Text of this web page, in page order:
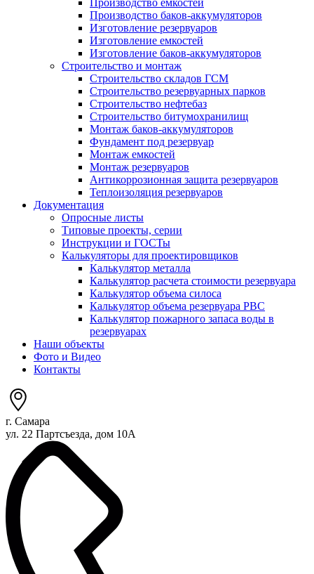
Производство емкостей
Производство баков-аккумуляторов
Изготовление резервуаров
Изготовление емкостей
Изготовление баков-аккумуляторов
Строительство и монтаж
Строительство складов ГСМ
Строительство резервуарных парков
Строительство нефтебаз
Строительство битумохранилищ
Монтаж баков-аккумуляторов
Фундамент под резервуар
Монтаж емкостей
Монтаж резервуаров
Антикоррозионная защита резервуаров
Теплоизоляция резервуаров
Документация
Опросные листы
Типовые проекты, серии
Инструкции и ГОСТы
Калькуляторы для проектировщиков
Калькулятор металла
Калькулятор расчета стоимости резервуара
Калькулятор объема силоса
Калькулятор объема резервуара РВС
Калькулятор пожарного запаса воды в
резервуарах
Наши объекты
Фото и Видео
Контакты
г. Самара
ул. 22 Партсъезда, дом 10А